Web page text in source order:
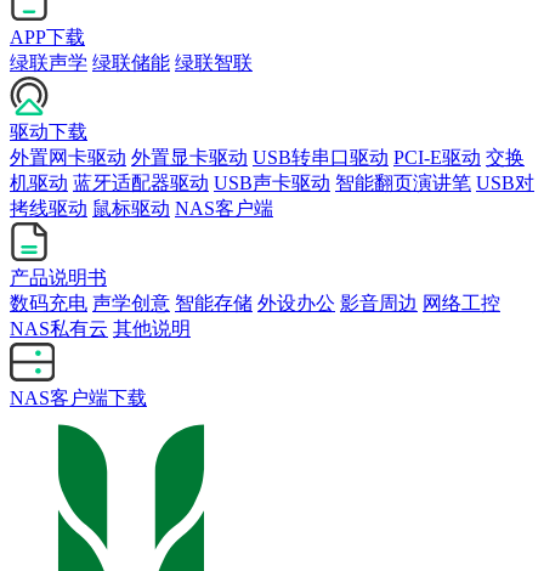
APP下载
绿联声学 绿联储能 绿联智联
驱动下载
外置网卡驱动 外置显卡驱动 USB转串口驱动 PCI-E驱动 交换
机驱动 蓝牙适配器驱动 USB声卡驱动 智能翻页演讲笔 USB对
拷线驱动 鼠标驱动 NAS客户端
产品说明书
数码充电 声学创意 智能存储 外设办公 影音周边 网络工控
NAS私有云 其他说明
NAS客户端下载